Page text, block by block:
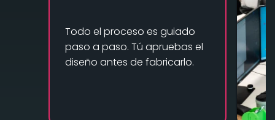
Todo el proceso es guiado
paso a paso. Tú apruebas el
diseño antes de fabricarlo.